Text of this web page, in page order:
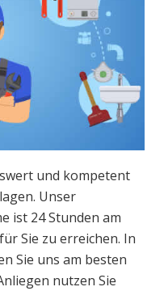
und kompetent
Unser
ist 24 Stunden am
Sie zu erreichen. In
Sie uns am besten
nutzen Sie